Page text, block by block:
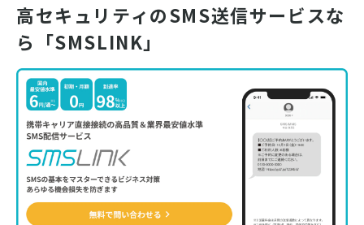
高セキュリティのSMS送信サービスな
ら「SMSLINK」